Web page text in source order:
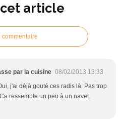
article
commentaire
par la cuisine 08/02/2013 13:33
j'ai déjà gouté ces radis là. Pas trop
ressemble un peu à un navet.